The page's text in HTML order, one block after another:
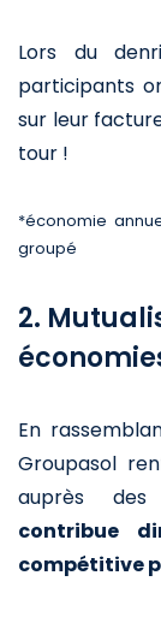
Lors du
participants
sur leur
tour !
*économie
groupé
2.
En
Groupasol
auprès des
contribue
compétitive